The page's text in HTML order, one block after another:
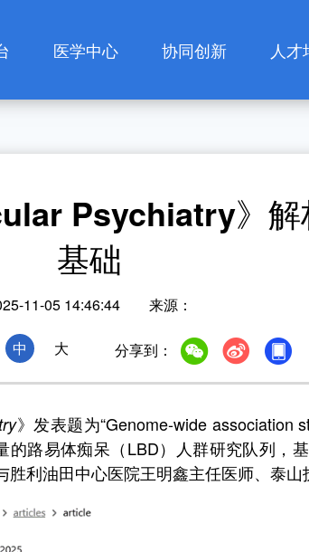
医学中心
数字化智慧
康复中心
高颅压与脑静脉
医学伦理委员会
协同创新 人才
人才
Psychiatry》解
基础
11-05 14:46:44 来源：
中 大 分享到：
》发表题为“Genome-wide association
的路易体痴呆（LBD） 人群研究队列，
利油田中心医院王明鑫主任医师、泰山